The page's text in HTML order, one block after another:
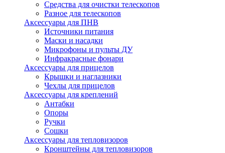
Средства для очистки телескопов
Разное для телескопов
Аксессуары для ПНВ
Источники питания
Маски и насадки
Микрофоны и пульты ДУ
Инфракрасные фонари
Аксессуары для прицелов
Крышки и наглазники
Чехлы для прицелов
Аксессуары для креплений
Антабки
Опоры
Ручки
Сошки
Аксессуары для тепловизоров
Кронштейны для тепловизоров